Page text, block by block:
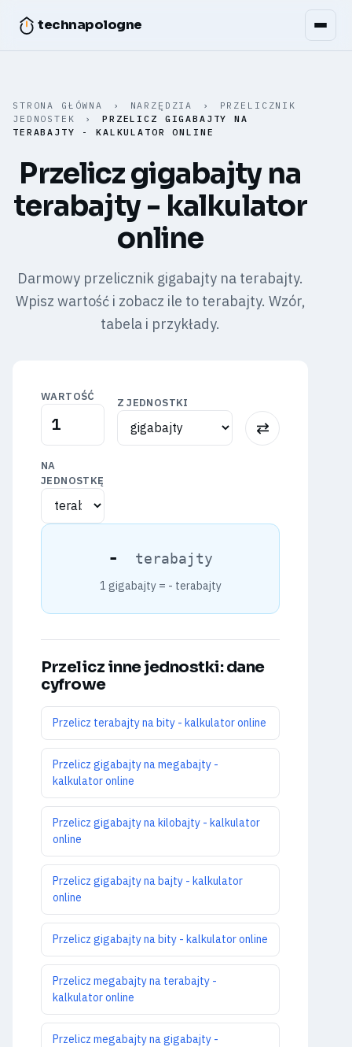
technapologne
STRONA GŁÓWNA › NARZĘDZIA ›
PRZELICZNIK
JEDNOSTEK
›
PRZELICZ GIGABAJTY NA
TERABAJTY - KALKULATOR ONLINE
Przelicz gigabajty na
terabajty - kalkulator
online
Darmowy przelicznik gigabajty na terabajty.
Wpisz wartość i zobacz ile to terabajty. Wzór,
tabela i przykłady.
WARTOŚĆ
Z JEDNOSTKI
⇅
NA
JEDNOSTKĘ
- terabajty
1 gigabajty = - terabajty
Przelicz inne jednostki: dane
cyfrowe
Przelicz terabajty na bity - kalkulator online
Przelicz gigabajty na megabajty -
kalkulator online
Przelicz gigabajty na kilobajty - kalkulator
online
Przelicz gigabajty na bajty - kalkulator
online
Przelicz gigabajty na bity - kalkulator online
Przelicz megabajty na terabajty -
kalkulator online
Przelicz megabajty na gigabajty -